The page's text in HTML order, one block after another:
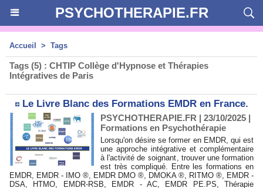
PSYCHOTHERAPIE.FR
Accueil > Tags
Tags (5) : CHTIP Collège d'Hypnose et Thérapies
Intégratives de Paris
Le Livre Blanc des Formations EMDR en France.
PSYCHOTHERAPIE.FR | 23/10/2025 |
Formations en Psychothérapie
Lorsqu'on désire se former en EMDR, qui est
une approche intégrative et complémentaire
à l'activité de soignant, trouver une formation
est très compliqué. Entre les formations en
EMDR, EMDR - IMO ®, EMDR DMO ®, DMOKA ®, RITMO ®, EMDR -
DSA, HTMO, EMDR-RSB, EMDR - AC, EMDR PE.PS, Thérapie